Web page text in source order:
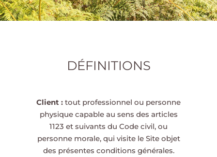
DÉFINITIONS
Client : tout professionnel ou personne
physique capable au sens des articles
1123 et suivants du Code civil, ou
personne morale, qui visite le Site objet
des présentes conditions générales.